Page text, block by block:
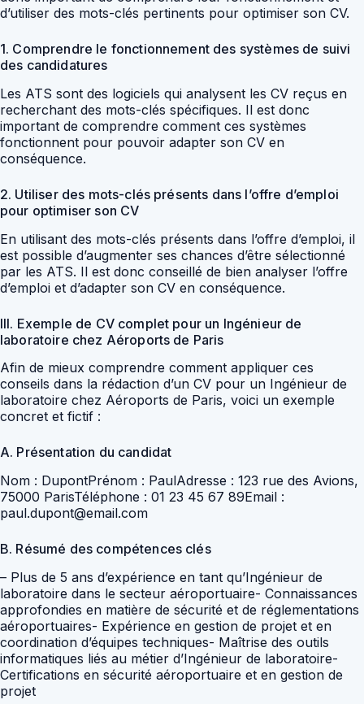
d’utiliser des mots-clés pertinents pour optimiser son CV.
1. Comprendre le fonctionnement des systèmes de suivi
des candidatures
Les ATS sont des logiciels qui analysent les CV reçus en
recherchant des mots-clés spécifiques. Il est donc
important de comprendre comment ces systèmes
fonctionnent pour pouvoir adapter son CV en
conséquence.
2. Utiliser des mots-clés présents dans l’offre d’emploi
pour optimiser son CV
En utilisant des mots-clés présents dans l’offre d’emploi, il
est possible d’augmenter ses chances d’être sélectionné
par les ATS. Il est donc conseillé de bien analyser l’offre
d’emploi et d’adapter son CV en conséquence.
III. Exemple de CV complet pour un Ingénieur de
laboratoire chez Aéroports de Paris
Afin de mieux comprendre comment appliquer ces
conseils dans la rédaction d’un CV pour un Ingénieur de
laboratoire chez Aéroports de Paris, voici un exemple
concret et fictif :
A. Présentation du candidat
Nom : DupontPrénom : PaulAdresse : 123 rue des Avions,
75000 ParisTéléphone : 01 23 45 67 89Email :
paul.dupont@email.com
B. Résumé des compétences clés
– Plus de 5 ans d’expérience en tant qu’Ingénieur de
laboratoire dans le secteur aéroportuaire- Connaissances
approfondies en matière de sécurité et de réglementations
aéroportuaires- Expérience en gestion de projet et en
coordination d’équipes techniques- Maîtrise des outils
informatiques liés au métier d’Ingénieur de laboratoire-
Certifications en sécurité aéroportuaire et en gestion de
projet